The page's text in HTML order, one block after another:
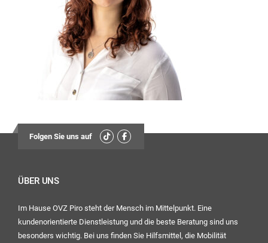
Folgen Sie uns auf
ÜBER UNS
Im Hause OVZ Piro steht der Mensch im Mittelpunkt. Eine
kundenorientierte Dienstleistung und die beste Beratung sind uns
besonders wichtig. Bei uns finden Sie Hilfsmittel, die Mobilität
13:30
Uhr – 17:00 Uhr
Mittwoch:
geschlossen
Freitag:
08:00
Uhr – 12:30 Uhr
13:30
Uhr – 16:00 Uhr